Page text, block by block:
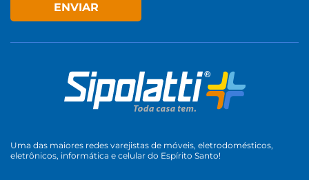
ENVIAR
Uma das maiores redes varejistas de móveis, eletrodomésticos,
eletrônicos, informática e celular do Espírito Santo!